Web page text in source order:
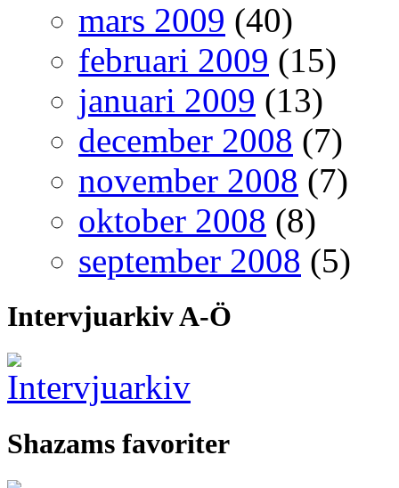
mars 2009 (40)
februari 2009 (15)
januari 2009 (13)
december 2008 (7)
november 2008 (7)
oktober 2008 (8)
september 2008 (5)
Intervjuarkiv A-Ö
Shazams favoriter